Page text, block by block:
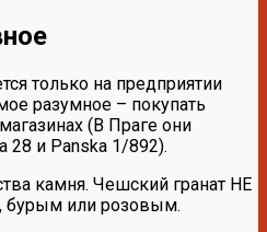
только на предприятии
разумное – покупать
(В Праге они
28 и Panska 1/892).
камня. Чешский гранат НЕ
или розовым.